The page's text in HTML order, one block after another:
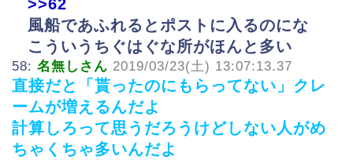
>>62
風船であふれるとポストに入るのにな
こういうちぐはぐな所がほんと多い
58: 名無しさん 2019/03/23(土) 13:07:13.37
直接だと「貰ったのにもらってない」クレ
ームが増えるんだよ
計算しろって思うだろうけどしない人がめ
ちゃくちゃ多いんだよ